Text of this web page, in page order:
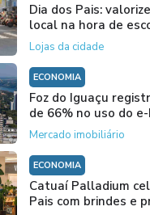
Dia dos Pais:
local na hora de
Lojas da cidade
ECONOMIA
Foz do Iguaçu
de 66% no uso do
Mercado imobiliário
ECONOMIA
Catuaí Palladium
Pais com brindes e